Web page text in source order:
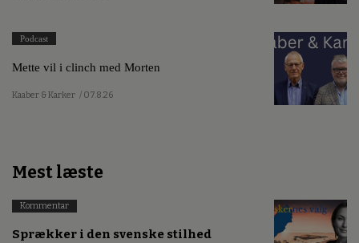
Podcast
Mette vil i clinch med Morten
Kaaber & Karker / 07.8.26
Mest læste
Kommentar
Sprækker i den svenske stilhed